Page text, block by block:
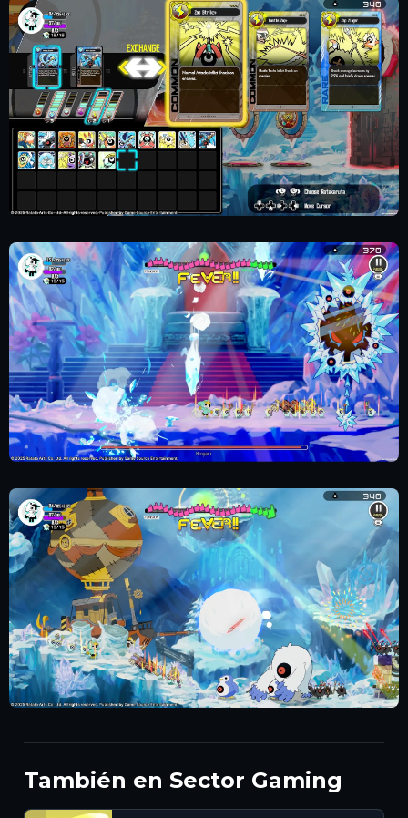
También en Sector Gaming